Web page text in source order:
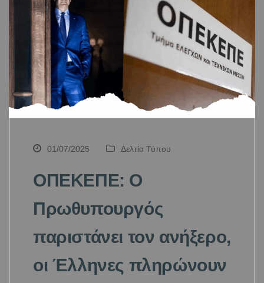
01/07/2025 Δελτία Τύπου
ΟΠΕΚΕΠΕ: Ο
Πρωθυπουργός
παριστάνει τον ανήξερο,
οι Έλληνες πληρώνουν